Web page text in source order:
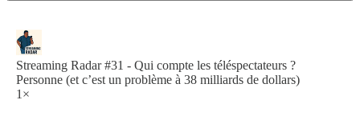
Streaming Radar #31 - Qui compte les téléspectateurs ?
Personne (et c’est un problème à 38 milliards de dollars)
1×